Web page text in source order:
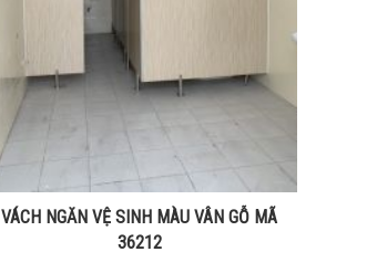
VÁCH NGĂN VỆ SINH MÀU VÂN GỖ MÃ
36212